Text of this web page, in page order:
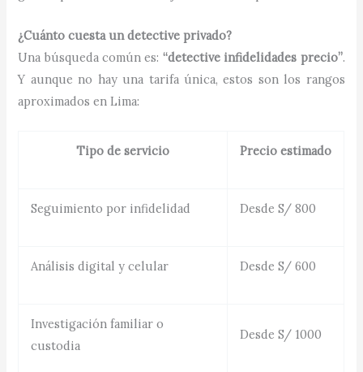
¿Cuánto cuesta un detective privado?
Una búsqueda común es: “detective infidelidades precio”.
Y aunque no hay una tarifa única, estos son los rangos
aproximados en Lima:
Tipo de servicio Precio estimado
Seguimiento por infidelidad Desde S/ 800
Análisis digital y celular Desde S/ 600
Investigación familiar o
custodia
Desde S/ 1000